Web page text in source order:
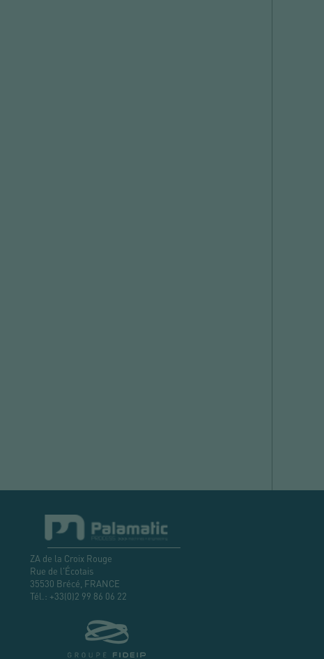
ZA de la Croix Rouge
Rue de l'Écotais
35530 Brécé, FRANCE
Tél.: +33(0)2 99 86 06 22